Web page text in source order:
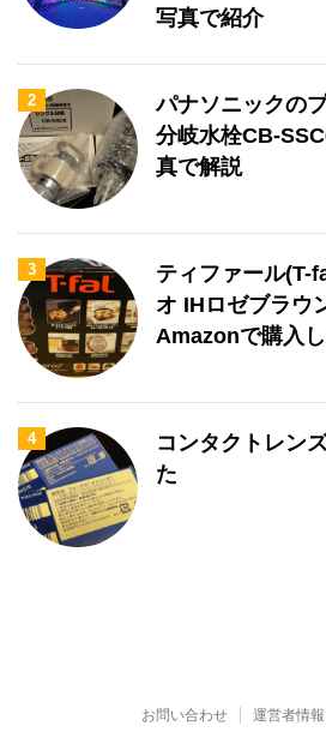
写真で紹介
2
パナソニックの
分岐水栓CB-
真で解説
3
ティファール(T-
オ IHロゼブラウ
Amazonで購入
4
コンタクトレン
た
お問い合わせ 運営者情